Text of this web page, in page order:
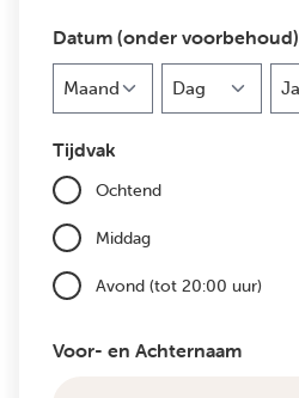
Datum (onder voorbehoud)
Tijdvak
Ochtend
Middag
Avond (tot 20:00 uur)
Voor- en Achternaam